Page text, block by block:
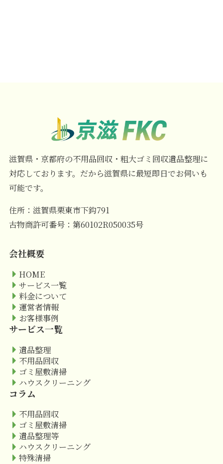
滋賀県・京都府の不用品回収・粗大ゴミ回収遺品整理に
対応しております。だから滋賀県に最短即日でお伺いも
可能です。
住所：滋賀県栗東市下鈎791
古物商許可番号：第60102R050035号
会社概要
HOME
サービス一覧
料金について
運営者情報
お客様事例
サービス一覧
遺品整理
不用品回収
ゴミ屋敷清掃
ハウスクリーニング
コラム
不用品回収
ゴミ屋敷清掃
遺品整理等
ハウスクリーニング
特殊清掃